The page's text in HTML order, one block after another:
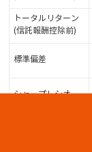
トータルリターン
(信託報酬控除前)
標準偏差
シャープレシオ